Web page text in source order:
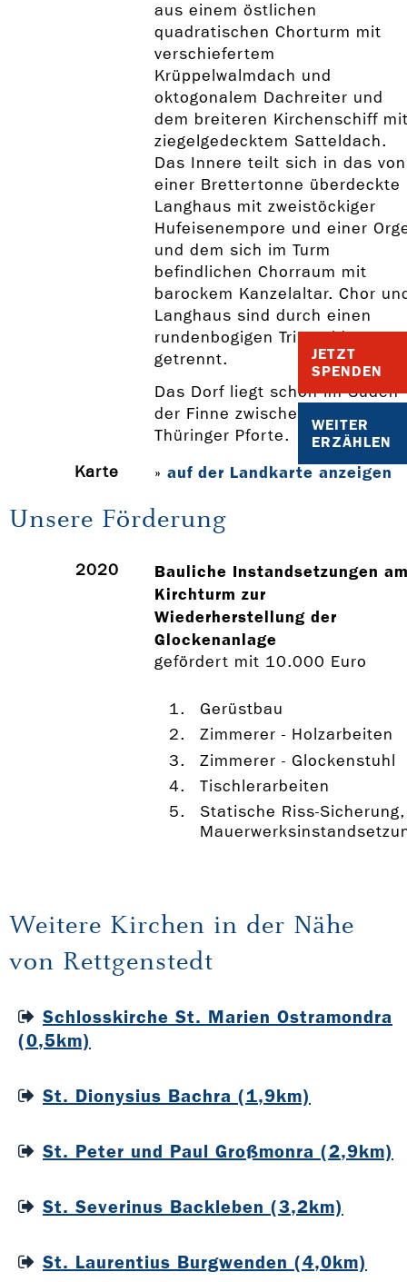
JETZT
SPENDEN
WEITER
ERZÄHLEN
aus einem östlichen
quadratischen Chorturm mit
verschiefertem
Krüppelwalmdach und
oktogonalem Dachreiter und
dem breiteren Kirchenschiff
ziegelgedecktem Satteldach.
Das Innere teilt sich in das von
einer Brettertonne überdeckte
Langhaus mit zweistöckiger
Hufeisenempore und einer
und dem sich im Turm
befindlichen Chorraum mit
barockem Kanzelaltar. Chor
Langhaus sind durch einen
rundenbogigen Triumphbogen
getrennt.
Das Dorf liegt schön im Süden
der Finne zwischen Freyburg
Thüringer Pforte.
Karte
» auf der Landkarte anzeigen
Unsere Förderung
2020
Bauliche Instandsetzungen
Kirchturm zur
Wiederherstellung der
Glockenanlage
gefördert mit 10.000 Euro
Gerüstbau
Zimmerer - Holzarbeiten
Zimmerer - Glockenstuhl
Tischlerarbeiten
Statische Riss-Sicherung,
Weitere Kirchen in der Nähe
von Rettgenstedt
Schlosskirche St. Marien Ostramondra
(0,5km)
St. Dionysius Bachra (1,9km)
St. Peter und Paul Großmonra (2,9km)
St. Severinus Backleben (3,2km)
St. Laurentius Burgwenden (4,0km)